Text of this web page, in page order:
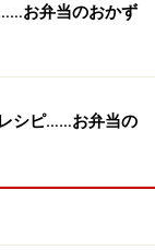
お弁当のおかず
シピ……お弁当の